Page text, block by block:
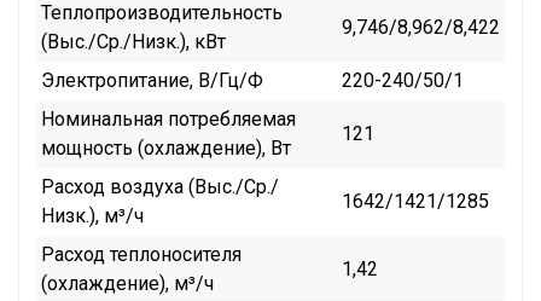
Теплопроизводительность
(Выс./Ср./Низк.), кВт
9,746/8,962/8,422
Электропитание, В/Гц/Ф
220-240/50/1
Номинальная потребляемая
мощность (охлаждение), Вт
121
Расход воздуха (Выс./Ср./
Низк.), м³/ч
1642/1421/1285
Расход теплоносителя
(охлаждение), м³/ч
1,42